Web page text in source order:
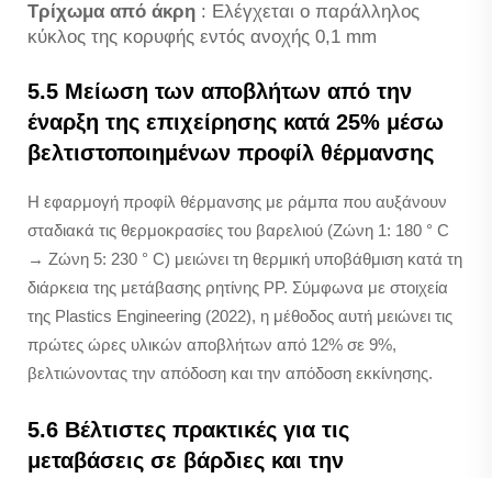
Τρίχωμα από άκρη : Ελέγχεται ο παράλληλος
κύκλος της κορυφής εντός ανοχής 0,1 mm
5.5 Μείωση των αποβλήτων από την
έναρξη της επιχείρησης κατά 25% μέσω
βελτιστοποιημένων προφίλ θέρμανσης
Η εφαρμογή προφίλ θέρμανσης με ράμπα που αυξάνουν
σταδιακά τις θερμοκρασίες του βαρελιού (Ζώνη 1: 180 ° C
→ Ζώνη 5: 230 ° C) μειώνει τη θερμική υποβάθμιση κατά τη
διάρκεια της μετάβασης ρητίνης PP. Σύμφωνα με στοιχεία
της Plastics Engineering (2022), η μέθοδος αυτή μειώνει τις
πρώτες ώρες υλικών αποβλήτων από 12% σε 9%,
βελτιώνοντας την απόδοση και την απόδοση εκκίνησης.
5.6 Βέλτιστες πρακτικές για τις
μεταβάσεις σε βάρδιες και την